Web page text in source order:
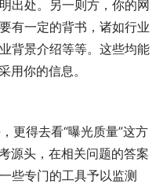
出处。另一则方，你的网
有一定的背书，诸如行业
背景介绍等等。这些均能
用你的信息。
更得去看“曝光质量”这方
源头，在相关问题的答案
些专门的工具予以监测